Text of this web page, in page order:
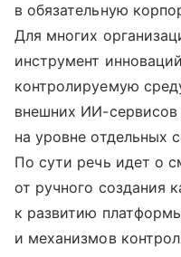
в обязательную
Для многих
инструмент
контролируемую
внешних ИИ-сервисов
на уровне отдельных
По сути речь идет о
от ручного создания
к развитию
и механизмов